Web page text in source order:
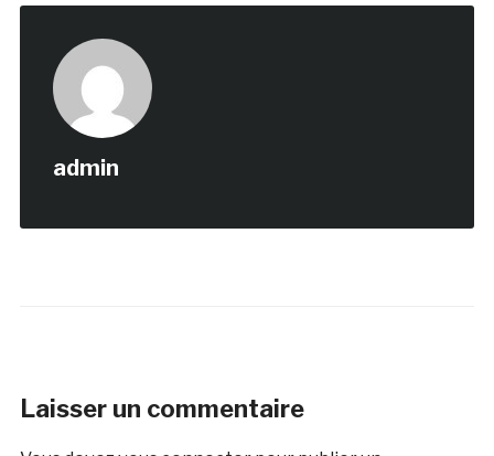
admin
Laisser un commentaire